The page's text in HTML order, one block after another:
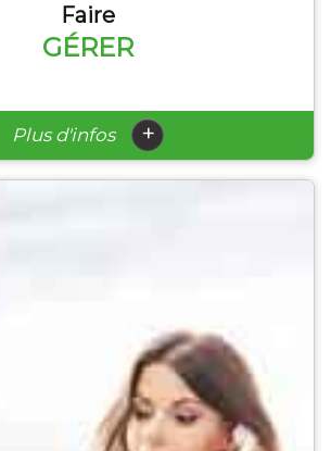
Faire
GÉRER
Plus d'infos +